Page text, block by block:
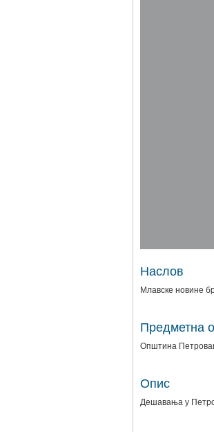
Наслов
Млавске новине
Предметна
Општина
Опис
Дешавања у